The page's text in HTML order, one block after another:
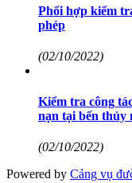
Phối hợp kiểm
phép
(02/10/2022)
Kiểm tra công
nạn tại bến thủy
(02/10/2022)
Powered by Cảng vụ